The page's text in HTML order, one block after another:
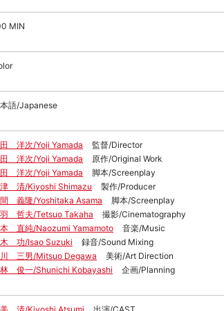
MIN
語/Japanese
洋次/Yoji Yamada
監督/Director
洋次/Yoji Yamada
原作/Original Work
洋次/Yoji Yamada
脚本/Screenplay
清/Kiyoshi Shimazu
製作/Producer
義隆/Yoshitaka Asama
脚本/Screenplay
哲夫/Tetsuo Takaha
撮影/Cinematography
直純/Naozumi Yamamoto
音楽/Music
功/Isao Suzuki
録音/Sound Mixing
三男/Mitsuo Degawa
美術/Art Direction
俊一/Shunichi Kobayashi
企画/Planning